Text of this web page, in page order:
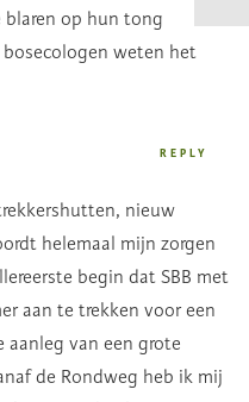
op hun tong
weten het
REPLY
nieuw
helemaal mijn zorgen
begin dat SBB met
aan te trekken voor een
aanleg van een grote
de Rondweg heb ik mij